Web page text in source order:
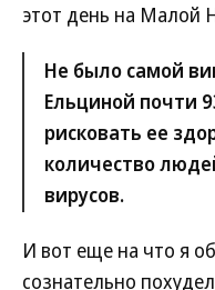
этот день на Малой
Не было самой
Ельциной почти
рисковать ее
количество
вирусов.
И вот еще на что я
сознательно